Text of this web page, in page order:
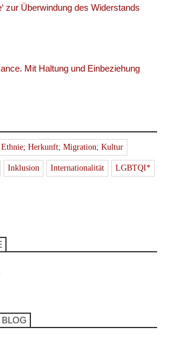
zur Überwindung des Widerstands
Mit Haltung und Einbeziehung
Ethnie; Herkunft; Migration; Kultur
Inklusion Internationalität LGBTQI*